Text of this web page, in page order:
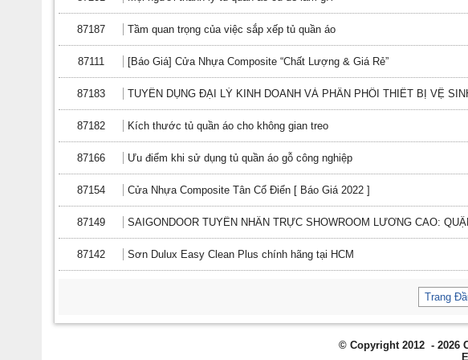
87187 Tầm quan trọng của việc sắp xếp tủ quần áo
87111 [Báo Giá] Cửa Nhựa Composite “Chất Lượng & Giá Rẻ”
87183 TUYỂN DỤNG ĐẠI LÝ KINH DOANH VÀ PHÂN PHỐI THIẾT BỊ VỆ
87182 Kích thước tủ quần áo cho không gian treo
87166 Ưu điểm khi sử dụng tủ quần áo gỗ công nghiệp
87154 Cửa Nhựa Composite Tân Cổ Điển [ Báo Giá 2022 ]
87149 SAIGONDOOR TUYỂN NHÂN TRỰC SHOWROOM LƯƠNG CAO:
87142 Sơn Dulux Easy Clean Plus chính hãng tại HCM
Trang
© Copyright 2012 - 2026